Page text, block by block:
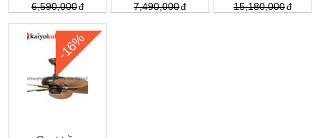
6,590,000 7,490,000 15,180,000
-16%